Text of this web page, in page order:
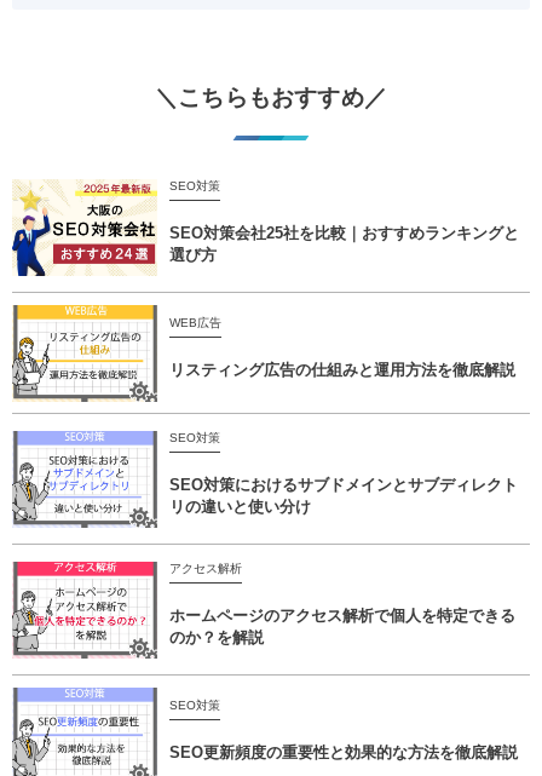
＼こちらもおすすめ／
SEO対策
SEO対策会社25社を比較｜おすすめランキングと
選び方
WEB広告
リスティング広告の仕組みと運用方法を徹底解説
SEO対策
SEO対策におけるサブドメインとサブディレクト
リの違いと使い分け
アクセス解析
ホームページのアクセス解析で個人を特定できる
のか？を解説
SEO対策
SEO更新頻度の重要性と効果的な方法を徹底解説